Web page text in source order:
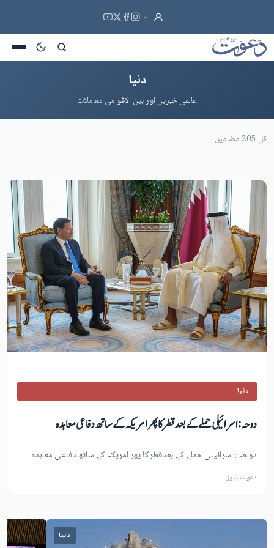
دنیا
عالمی خبریں اور بین الاقوامی معاملات
کل 205 مضامین
دنیا
دوحہ : اسرائیلی حملے کے بعدقطرکا پھر امریکہ کے ساتھ دفاعی معاہدہ
دوحہ : اسرائیلی حملے کے بعدقطرکا پھر امریکہ کے ساتھ دفاعی معاہدہ
دعوت نیوز
دنیا